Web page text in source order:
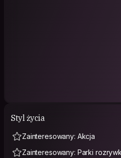
Styl życia
Zainteresowany: Akcja
Zainteresowany: Parki